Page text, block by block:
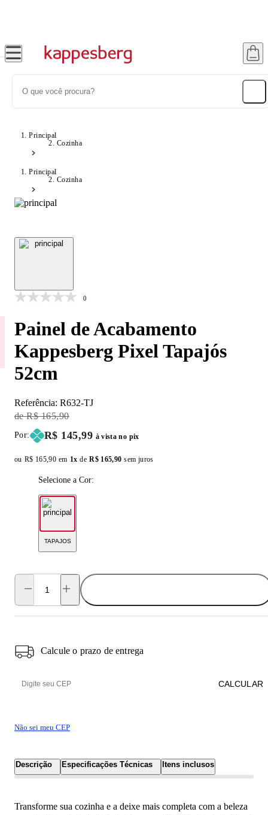
Principal
Cozinha
Principal
Cozinha
0
Painel de Acabamento
Kappesberg Pixel Tapajós
52cm
Referência: R632-TJ
Original Price:
R$ 165,90
Por: Price:
R$ 145,99 à vista no pix
ou Original price:
R$ 165,90 em 1x de Installment price:
R$ 165,90 sem juros
Selecione a Cor:
TAPAJOS
Calcule o prazo de entrega
Não sei meu CEP
CALCULAR
Descrição Especificações Técnicas Itens inclusos
Transforme sua cozinha e a deixe mais completa com a beleza